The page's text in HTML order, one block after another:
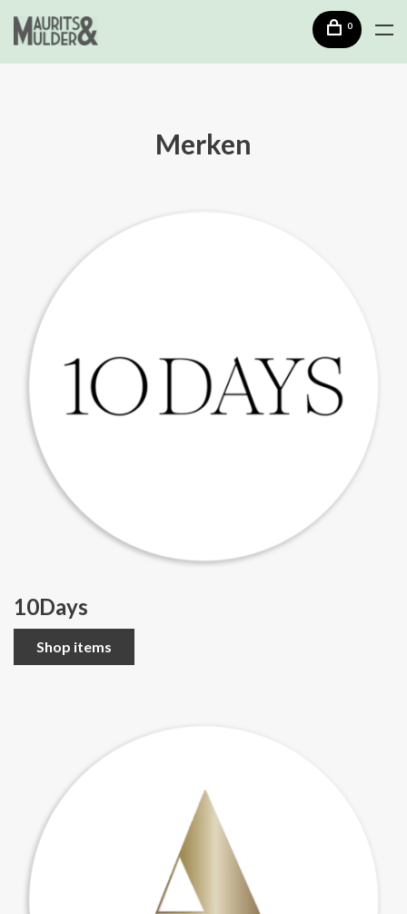
0
Merken
10Days
Shop items